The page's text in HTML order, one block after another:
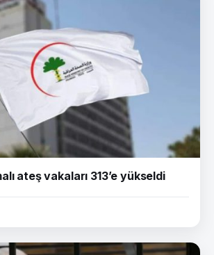
ateş vakaları 313’e yükseldi